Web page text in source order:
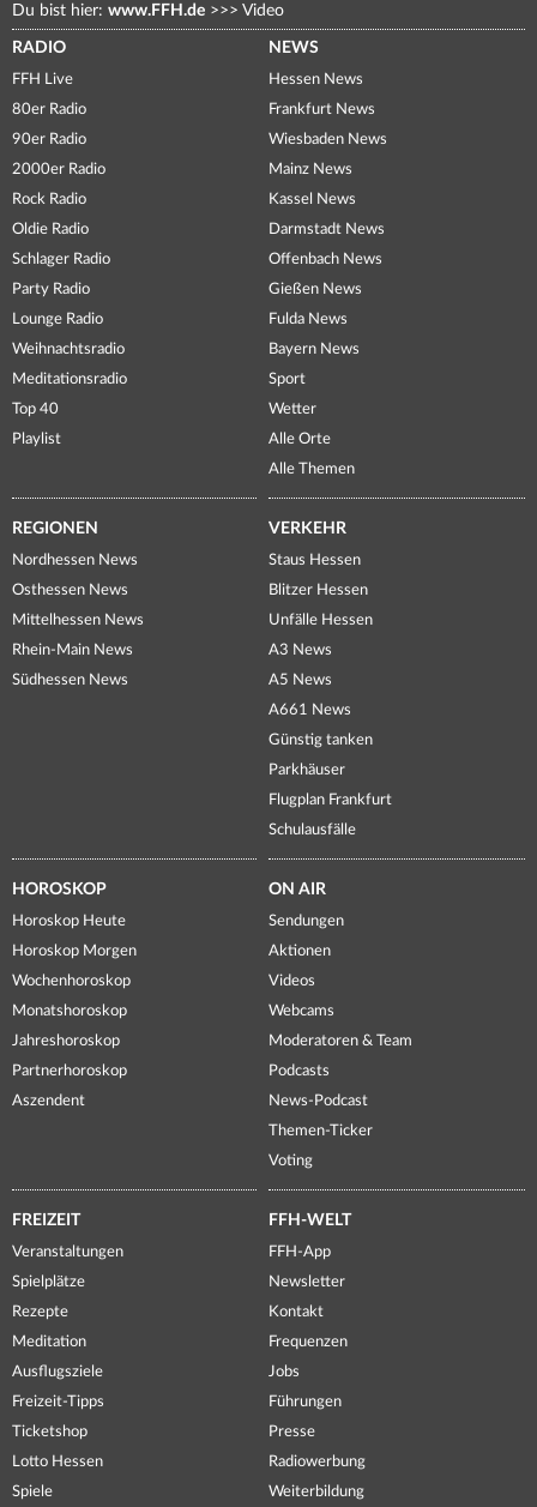
Du bist hier: www.FFH.de >>> Video
RADIO
FFH Live
80er Radio
90er Radio
2000er Radio
Rock Radio
Oldie Radio
Schlager Radio
Party Radio
Lounge Radio
Weihnachtsradio
Meditationsradio
Top 40
Playlist
NEWS
Hessen News
Frankfurt News
Wiesbaden News
Mainz News
Kassel News
Darmstadt News
Offenbach News
Gießen News
Fulda News
Bayern News
Sport
Wetter
Alle Orte
Alle Themen
REGIONEN
Nordhessen News
Osthessen News
Mittelhessen News
Rhein-Main News
Südhessen News
VERKEHR
Staus Hessen
Blitzer Hessen
Unfälle Hessen
A3 News
A5 News
A661 News
Günstig tanken
Parkhäuser
Flugplan Frankfurt
Schulausfälle
HOROSKOP
Horoskop Heute
Horoskop Morgen
Wochenhoroskop
Monatshoroskop
Jahreshoroskop
Partnerhoroskop
Aszendent
ON AIR
Sendungen
Aktionen
Videos
Webcams
Moderatoren & Team
Podcasts
News-Podcast
Themen-Ticker
Voting
FREIZEIT
Veranstaltungen
Spielplätze
Rezepte
Meditation
Ausflugsziele
Freizeit-Tipps
Ticketshop
Lotto Hessen
Spiele
FFH-WELT
FFH-App
Newsletter
Kontakt
Frequenzen
Jobs
Führungen
Presse
Radiowerbung
Weiterbildung